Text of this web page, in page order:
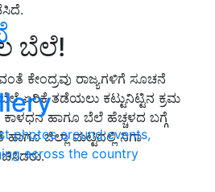
photos around events,
across the country
ಬೆಲೆ!
ಕೇಂದ್ರವು ರಾಜ್ಯಗಳಿಗೆ ಸೂಚನೆ
ಏರಿಕೆ ತಡೆಯಲು ಕಟ್ಟುನಿಟ್ಟಿನ ಕ್ರಮ
ಕಾಳಧನ ಹಾಗೂ ಬೆಲೆ ಹೆಚ್ಚಳದ ಬಗ್ಗೆ
ಹಾಗೂ ಜಿಲ್ಲಾ ಮಟ್ಟದಲ್ಲಿ ನಿಗಾ